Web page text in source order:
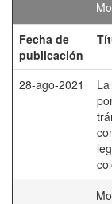
Fecha de
publicación
28-ago-2021